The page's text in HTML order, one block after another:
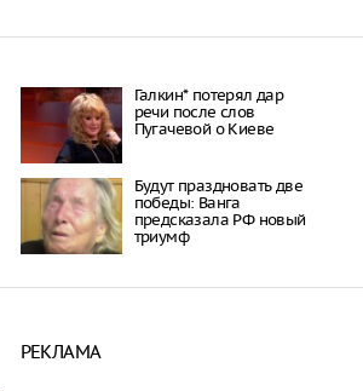
Галкин* потерял дар
речи после слов
Пугачевой о Киеве
Будут праздновать две
победы: Ванга
предсказала РФ новый
триумф
РЕКЛАМА